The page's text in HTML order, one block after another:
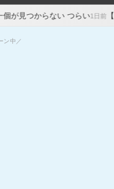
らい1日前【原神】原神のセル
ン中／